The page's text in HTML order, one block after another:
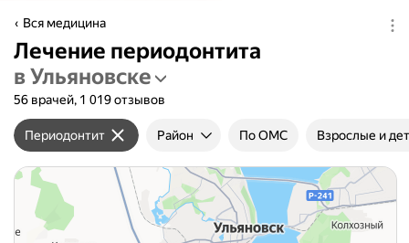
Вся медицина
Лечение периодонтита
в Ульяновске
56 врачей, 1 019 отзывов
Периодонтит Район По ОМС Взрослые и